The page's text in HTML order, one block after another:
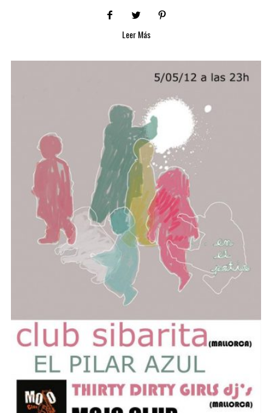
Leer Más